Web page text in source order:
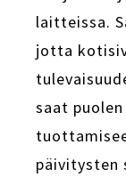
laitteissa.
jotta
saat
päivitysten